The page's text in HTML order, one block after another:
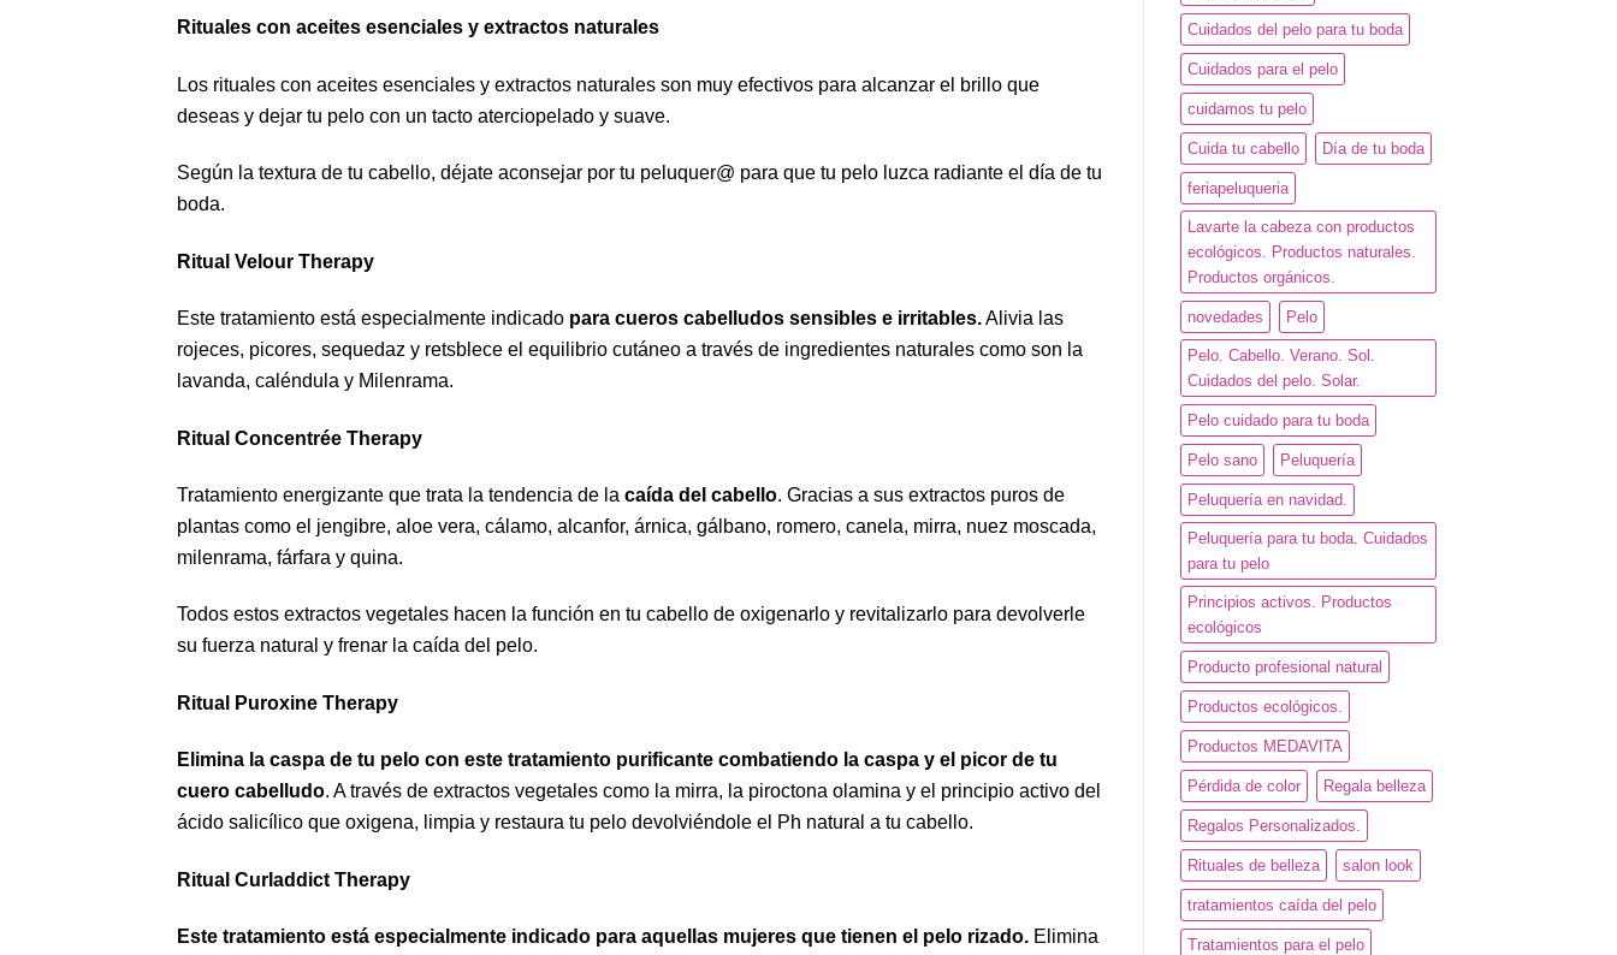
Rituales con aceites esenciales y extractos naturales
Los rituales con aceites esenciales y extractos naturales son muy efectivos para alcanzar el brillo que
deseas y dejar tu pelo con un tacto aterciopelado y suave.
Según la textura de tu cabello, déjate aconsejar por tu peluquer@ para que tu pelo luzca radiante el día de tu
boda.
Ritual Velour Therapy
Este tratamiento está especialmente indicado para cueros cabelludos sensibles e irritables.Alivia las
rojeces, picores, sequedaz y retsblece el equilibrio cutáneo a través de ingredientes naturales como son la
lavanda, caléndula y Milenrama.
Ritual Concentrée Therapy
Tratamiento energizante que trata la tendencia de la caída del cabello. Gracias a sus extractos puros de
plantas como el jengibre, aloe vera, cálamo, alcanfor, árnica, gálbano, romero, canela, mirra, nuez moscada,
milenrama, fárfara y quina.
Todos estos extractos vegetales hacen la función en tu cabello de oxigenarlo y revitalizarlo para devolverle
su fuerza natural y frenar la caída del pelo.
Ritual Puroxine Therapy
Elimina la caspa de tu pelo con este tratamiento purificante combatiendo la caspa y el picor de tu
cuero cabelludo. A través de extractos vegetales como la mirra, la piroctona olamina y el principio activo del
ácido salicílico que oxigena, limpia y restaura tu pelo devolviéndole el Ph natural a tu cabello.
Ritual Curladdict Therapy
Este tratamiento está especialmente indicado para aquellas mujeres que tienen el pelo rizado. Elimina
Cuidados del pelo para tu boda
Cuidados para el pelo
cuidamos tu pelo
Cuida tu cabello Día de tu boda
feriapeluqueria
Lavarte la cabeza con productos
ecológicos. Productos naturales.
Productos orgánicos.
novedades Pelo
Pelo. Cabello. Verano. Sol.
Cuidados del pelo. Solar.
Pelo cuidado para tu boda
Pelo sano Peluquería
Peluquería en navidad.
Peluquería para tu boda. Cuidados
para tu pelo
Principios activos. Productos
ecológicos
Producto profesional natural
Productos ecológicos.
Productos MEDAVITA
Pérdida de color Regala belleza
Regalos Personalizados.
Rituales de belleza salon look
tratamientos caída del pelo
Tratamientos para el pelo